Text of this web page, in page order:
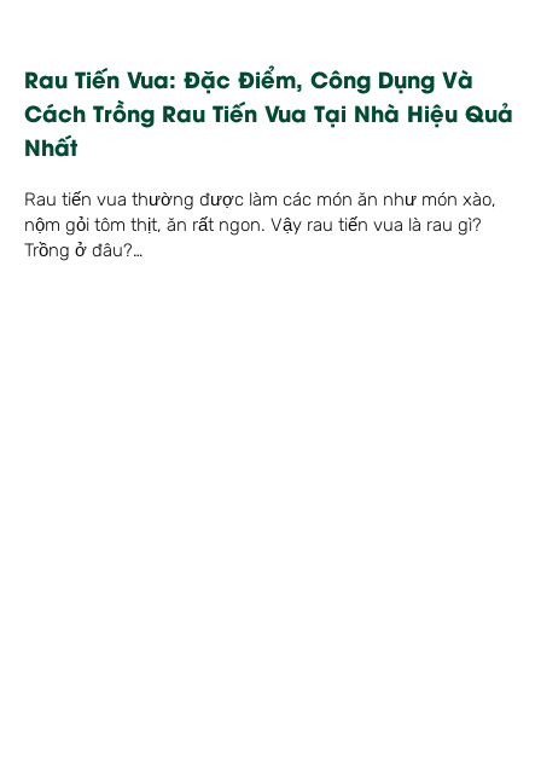
Rau Tiến Vua: Đặc Điểm, Công Dụng Và
Cách Trồng Rau Tiến Vua Tại Nhà Hiệu Quả
Nhất
Rau tiến vua thường được làm các món ăn như món xào,
nộm gỏi tôm thịt, ăn rất ngon. Vậy rau tiến vua là rau gì?
Trồng ở đâu?…